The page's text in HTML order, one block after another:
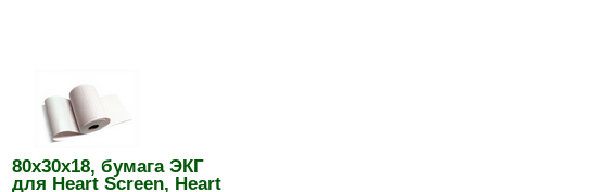
80х30х18, бумага ЭКГ
для Heart Screen, Heart